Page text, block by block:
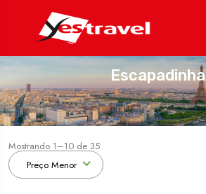
Escapadinha
Mostrando 1–10 de 35
Preço Menor